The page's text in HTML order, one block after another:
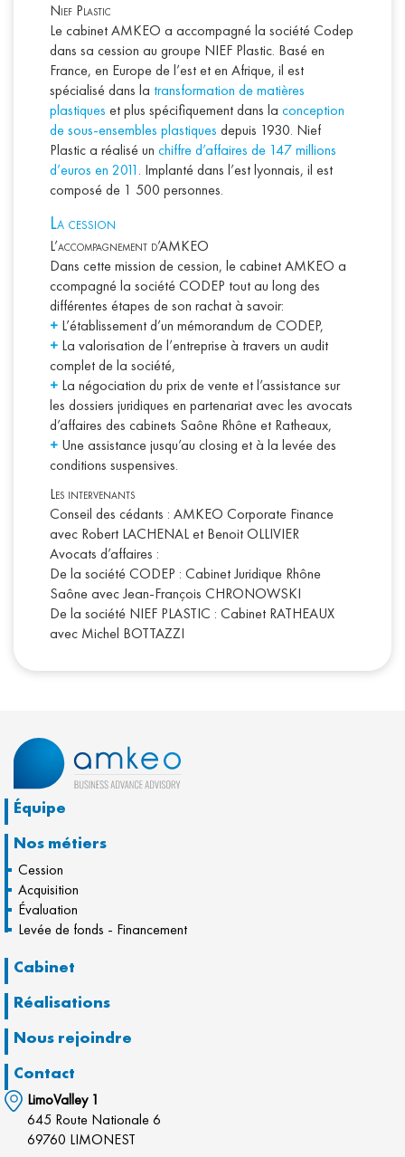
Nief Plastic
Le cabinet AMKEO a accompagné la société Codep
dans sa cession au groupe NIEF Plastic. Basé en
France, en Europe de l’est et en Afrique, il est
spécialisé dans la transformation de matières
plastiques et plus spécifiquement dans la conception
de sous-ensembles plastiques depuis 1930. Nief
Plastic a réalisé un chiffre d’affaires de 147 millions
d’euros en 2011. Implanté dans l’est lyonnais, il est
composé de 1 500 personnes.
La cession
L’accompagnement d’AMKEO
Dans cette mission de cession, le cabinet AMKEO a
ccompagné la société CODEP tout au long des
différentes étapes de son rachat à savoir:
+ L’établissement d’un mémorandum de CODEP,
+ La valorisation de l’entreprise à travers un audit
complet de la société,
+ La négociation du prix de vente et l’assistance sur
les dossiers juridiques en partenariat avec les avocats
d’affaires des cabinets Saône Rhône et Ratheaux,
+ Une assistance jusqu’au closing et à la levée des
conditions suspensives.
Les intervenants
Conseil des cédants : AMKEO Corporate Finance
avec Robert LACHENAL et Benoit OLLIVIER
Avocats d’affaires :
De la société CODEP : Cabinet Juridique Rhône
Saône avec Jean-François CHRONOWSKI
De la société NIEF PLASTIC : Cabinet RATHEAUX
avec Michel BOTTAZZI
Équipe
Nos métiers
Cession
Acquisition
Évaluation
Levée de fonds - Financement
Cabinet
Réalisations
Nous rejoindre
Contact
LimoValley 1
645 Route Nationale 6
69760 LIMONEST